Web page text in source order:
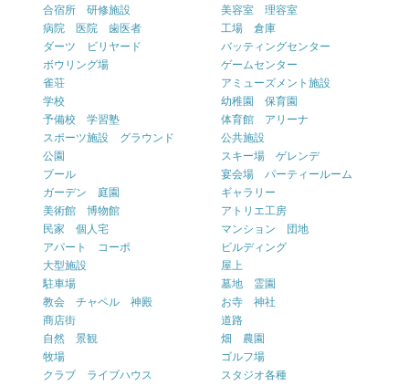
合宿所 研修施設
美容室 理容室
病院 医院 歯医者
工場 倉庫
ダーツ ビリヤード
バッティングセンター
ボウリング場
ゲームセンター
雀荘
アミューズメント施設
学校
幼稚園 保育園
予備校 学習塾
体育館 アリーナ
スポーツ施設 グラウンド
公共施設
公園
スキー場 ゲレンデ
プール
宴会場 パーティールーム
ガーデン 庭園
ギャラリー
美術館 博物館
アトリエ工房
民家 個人宅
マンション 団地
アパート コーポ
ビルディング
大型施設
屋上
駐車場
墓地 霊園
教会 チャペル 神殿
お寺 神社
商店街
道路
自然 景観
畑 農園
牧場
ゴルフ場
クラブ ライブハウス
スタジオ各種